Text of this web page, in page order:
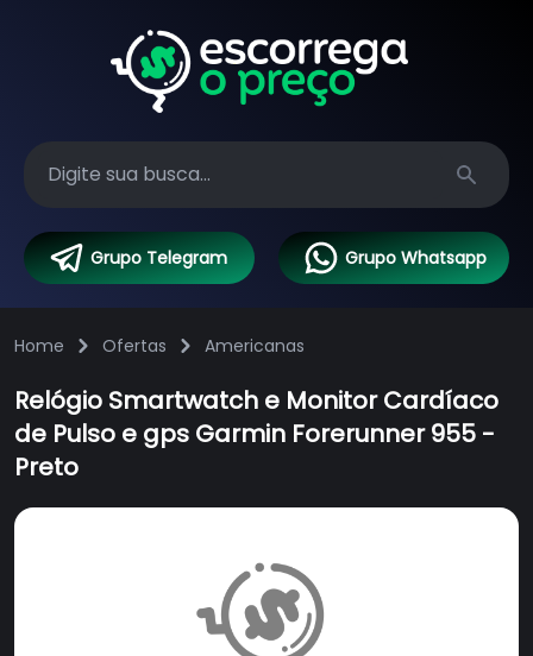
Search
Grupo Telegram Grupo Whatsapp
Home Ofertas Americanas
Relógio Smartwatch e Monitor Cardíaco
de Pulso e gps Garmin Forerunner 955 -
Preto